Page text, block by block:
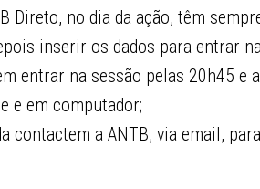
Direto, no dia da ação, têm
inserir os dados para entrar
entrar na sessão pelas 20h45 e
e em computador;
contactem a ANTB, via email,